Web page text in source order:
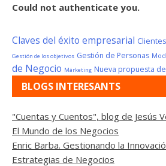
Could not authenticate you.
Claves del éxito empresarial Clientes
Gestión de los objetivos Gestión de Personas
de Negocio Márketing Nueva propuesta de
BLOGS INTERESANTS
"Cuentas y Cuentos", blog de Jesús
El Mundo de los Negocios
Enric Barba. Gestionando la
Estrategias de Negocios